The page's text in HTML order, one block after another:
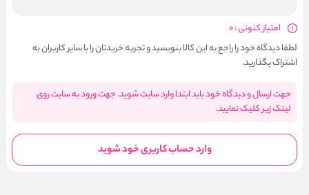
امتیاز کنونی : 0
لطفا دیدگاه خود را راجع به این کالا بنویسید و تجربه خریدتان را با سایر کاربران به
اشتراک بگذارید.
جهت ارسال و دیدگاه خود باید ابتدا وارد سایت شوید. جهت ورود به سایت روی
لینک زیر کلیک نمایید.
وارد حساب کاربری خود شوید